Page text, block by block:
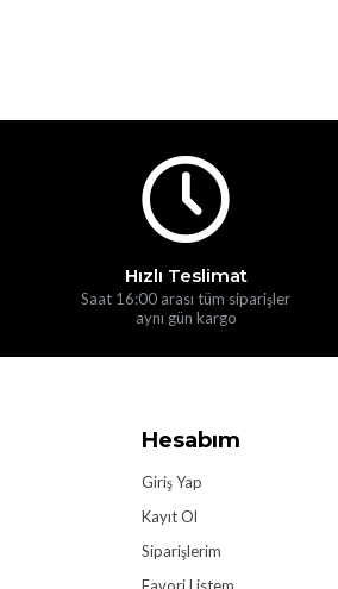
Hızlı Teslimat
Saat 16:00 arası tüm siparişler
aynı gün kargo
Hesabım
Giriş Yap
Kayıt Ol
Siparişlerim